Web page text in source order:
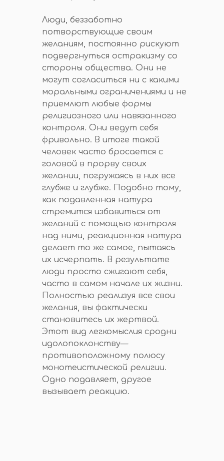
Люди, беззаботно
потворствующие своим
желаниям, постоянно рискуют
подвергнуться остракизму со
стороны общества. Они не
могут согласиться ни с какими
моральными ограничениями и не
приемлют любые формы
религиозного или навязанного
контроля. Они ведут себя
фривольно. В итоге такой
человек часто бросается с
головой в прорву своих
желании, погружаясь в них все
глубже и глубже. Подобно тому,
как подавленная натура
стремится избавиться от
желаний с помощью контроля
над ними, реакционная натура
делает то же самое, пытаясь
их исчерпать. В результате
люди просто сжигают себя,
часто в самом начале их жизни.
Полностью реализуя все свои
желания, вы фактически
становитесь их жертвой.
Этот вид легкомыслия сродни
идолопоклонству—
противоположному полюсу
монотеистической религии.
Одно подавляет, другое
вызывает реакцию.